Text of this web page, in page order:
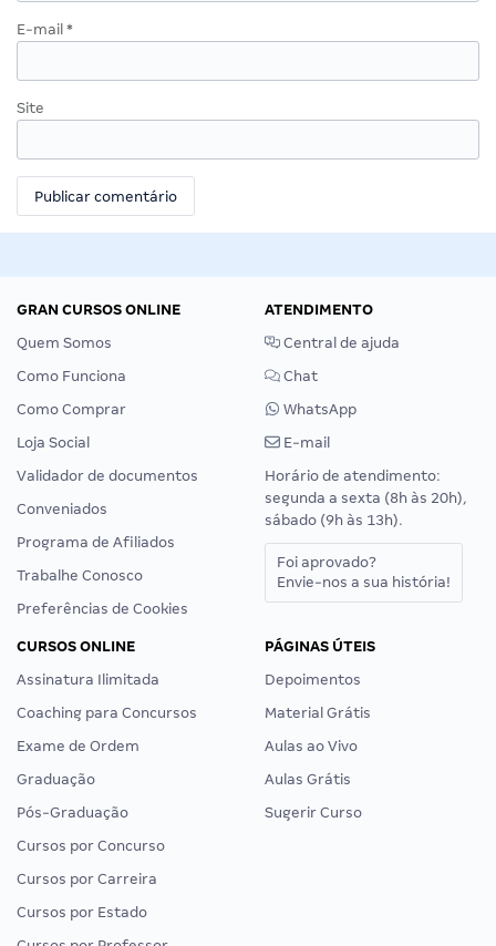
E-mail *
Site
GRAN CURSOS ONLINE
Quem Somos
Como Funciona
Como Comprar
Loja Social
Validador de documentos
Conveniados
Programa de Afiliados
Trabalhe Conosco
Preferências de Cookies
ATENDIMENTO
Central de ajuda
Chat
WhatsApp
E-mail
Horário de atendimento:
segunda a sexta (8h às 20h),
sábado (9h às 13h).
Foi aprovado?
Envie-nos a sua história!
CURSOS ONLINE
Assinatura Ilimitada
Coaching para Concursos
Exame de Ordem
Graduação
Pós-Graduação
Cursos por Concurso
Cursos por Carreira
Cursos por Estado
PÁGINAS ÚTEIS
Depoimentos
Material Grátis
Aulas ao Vivo
Aulas Grátis
Sugerir Curso